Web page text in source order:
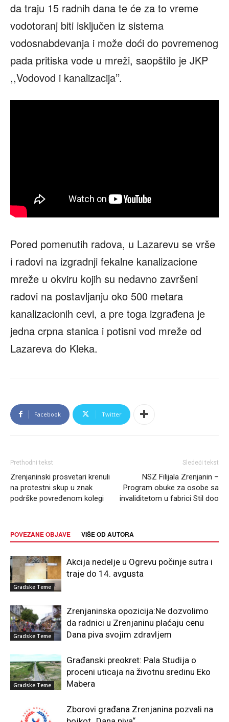
da traju 15 radnih dana te će za to vreme
vodotoranj biti isključen iz sistema
vodosnabdevanja i može doći do povremenog
pada pritiska vode u mreži, saopštilo je JKP
,,Vodovod i kanalizacija’’.
Pored pomenutih radova, u Lazarevu se vrše
i radovi na izgradnji fekalne kanalizacione
mreže u okviru kojih su nedavno završeni
radovi na postavljanju oko 500 metara
kanalizacionih cevi, a pre toga izgrađena je
jedna crpna stanica i potisni vod mreže od
Lazareva do Kleka.
Facebook Twitter
Prethodni tekst
Zrenjaninski prosvetari krenuli
na protestni skup u znak
podrške povređenom kolegi
Sledeći tekst
NSZ Filijala Zrenjanin –
Program obuke za osobe sa
invaliditetom u fabrici Stil doo
POVEZANE OBJAVE VIŠE OD AUTORA
Gradske Teme
Akcija nedelje u Ogrevu počinje sutra i
traje do 14. avgusta
Gradske Teme
Zrenjaninska opozicija:Ne dozvolimo
da radnici u Zrenjaninu plaćaju cenu
Dana piva svojim zdravljem
Gradske Teme
Građanski preokret: Pala Studija o
proceni uticaja na životnu sredinu Eko
Mabera
Zborovi građana Zrenjanina pozvali na